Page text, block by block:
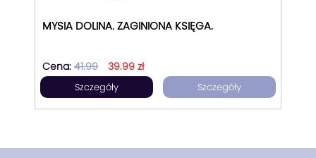
MYSIA DOLINA. ZAGINIONA KSIĘGA.
Cena: 41.99 39.99 zł
Szczegóły Szczegóły